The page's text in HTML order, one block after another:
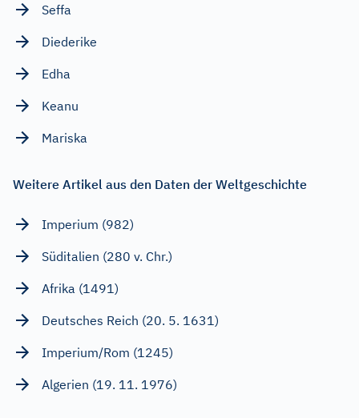
Seffa
Diederike
Edha
Keanu
Mariska
Weitere Artikel aus den Daten der Weltgeschichte
Imperium (982)
Süditalien (280 v. Chr.)
Afrika (1491)
Deutsches Reich (20. 5. 1631)
Imperium/Rom (1245)
Algerien (19. 11. 1976)